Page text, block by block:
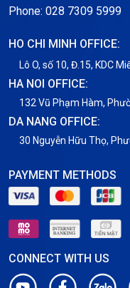
Phone: 028 7309 5999
HO CHI MINH OFFICE:
Lô O, số 10, Đ.15, KDC
HA NOI OFFICE:
132 Vũ Phạm Hàm,
DA NANG OFFICE:
30 Nguyễn Hữu Thọ,
PAYMENT METHODS
CONNECT WITH US